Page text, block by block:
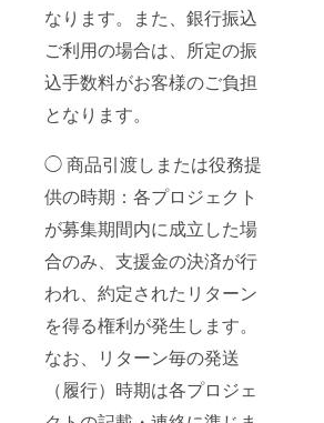
なります。また、銀行振込
ご利用の場合は、所定の振
込手数料がお客様のご負担
となります。
◯ 商品引渡しまたは役務提
供の時期：各プロジェクト
が募集期間内に成立した場
合のみ、支援金の決済が行
われ、約定されたリターン
を得る権利が発生します。
なお、リターン毎の発送
（履行）時期は各プロジェ